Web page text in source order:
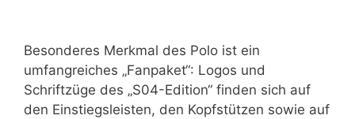
Besonderes Merkmal des Polo ist ein
umfangreiches „Fanpaket“: Logos und
Schriftzüge des „S04-Edition“ finden sich auf
den Einstiegsleisten, den Kopfstützen sowie auf